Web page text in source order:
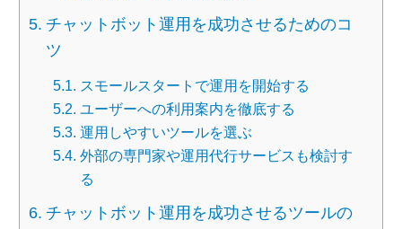
チャットボット運用を成功させるためのコ
ツ
スモールスタートで運用を開始する
ユーザーへの利用案内を徹底する
運用しやすいツールを選ぶ
外部の専門家や運用代行サービスも検討す
る
チャットボット運用を成功させるツールの